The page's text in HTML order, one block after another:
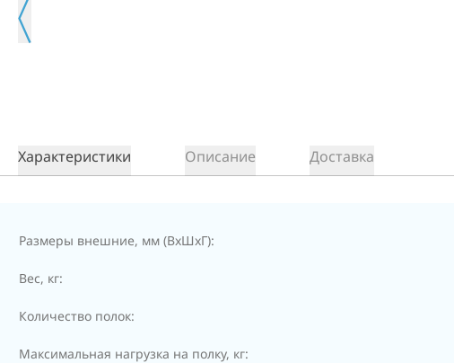
Характеристики Описание Доставка
Размеры внешние, мм (ВхШхГ):
Вес, кг:
Количество полок:
Максимальная нагрузка на полку, кг: